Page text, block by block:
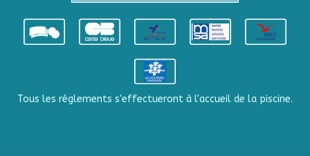
Tous les réglements s'effectueront à l'accueil de la piscine.